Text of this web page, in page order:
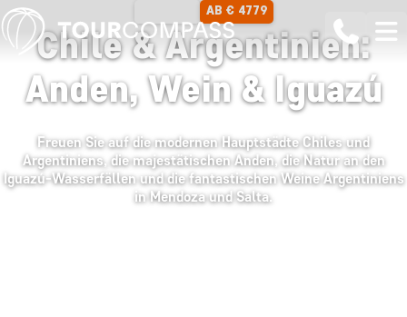
AB € 4779
Chile & Argentinien:
Anden, Wein & Iguazú
Freuen Sie auf die modernen Hauptstädte Chiles und
Argentiniens, die majestätischen Anden, die Natur an den
Iguazú-Wasserfällen und die fantastischen Weine Argentiniens
in Mendoza und Salta.